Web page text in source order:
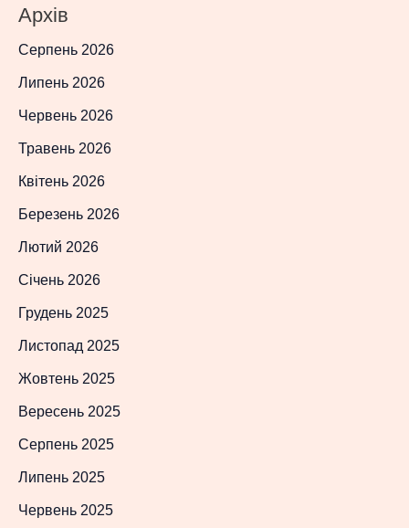
Архів
Серпень 2026
Липень 2026
Червень 2026
Травень 2026
Квітень 2026
Березень 2026
Лютий 2026
Січень 2026
Грудень 2025
Листопад 2025
Жовтень 2025
Вересень 2025
Серпень 2025
Липень 2025
Червень 2025